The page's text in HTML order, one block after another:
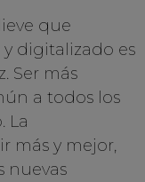
que
digitalizado es
Ser más
a todos los
La
más y mejor,
nuevas